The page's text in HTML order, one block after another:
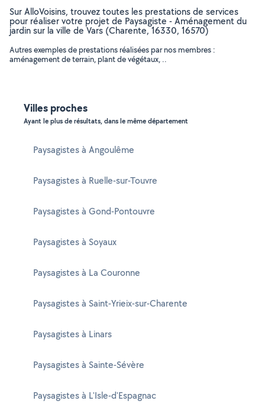
Sur AlloVoisins, trouvez toutes les prestations de services
pour réaliser votre projet de Paysagiste - Aménagement du
jardin sur la ville de Vars (Charente, 16330, 16570)
Autres exemples de prestations réalisées par nos membres :
aménagement de terrain, plant de végétaux, ..
Villes proches
Ayant le plus de résultats, dans le même département
Paysagistes à Angoulême
Paysagistes à Ruelle-sur-Touvre
Paysagistes à Gond-Pontouvre
Paysagistes à Soyaux
Paysagistes à La Couronne
Paysagistes à Saint-Yrieix-sur-Charente
Paysagistes à Linars
Paysagistes à Sainte-Sévère
Paysagistes à L'Isle-d'Espagnac